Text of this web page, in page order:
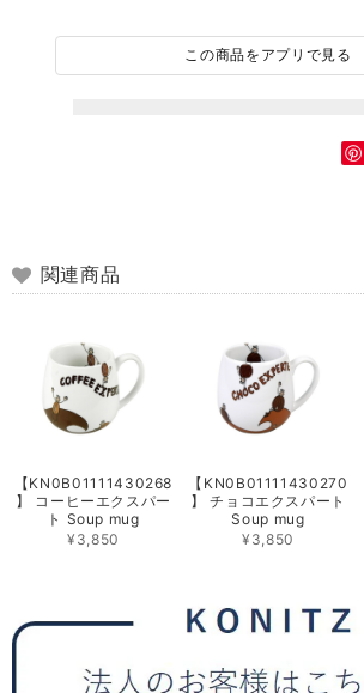
この商品をアプリで見る
関連商品
【KN0B01111430268
】 コーヒーエクスパー
ト Soup mug
¥3,850
【KN0B01111430270
】 チョコエクスパート
Soup mug
¥3,850